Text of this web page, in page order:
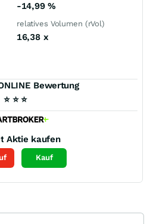
-14,99 %
relatives Volumen (rVol)
16,38 x
Bewertung
⭐ ⭐ ⭐
Aktie kaufen
Kauf